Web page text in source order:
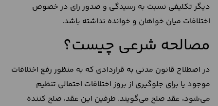
دیگر تکلیفی نسبت به رسیدگی و صدور رای در خصوص
اختلافات میان خواهان و خوانده نداشته باشد.
مصالحه شرعی چیست؟
در اصطلاح قانون مدنی به قراردادی که به منظور رفع اختلافات
موجود یا برای جلوگیری از بروز اختلافات احتمالی تنظیم
می‌شود، عقد صلح می‌گویند. طرفین این عقد، صلح کننده